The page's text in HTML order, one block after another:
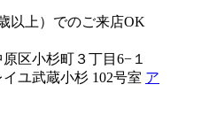
以上）でのご来店OK
区小杉町３丁目6−１
ユ武蔵小杉 102号室 ア